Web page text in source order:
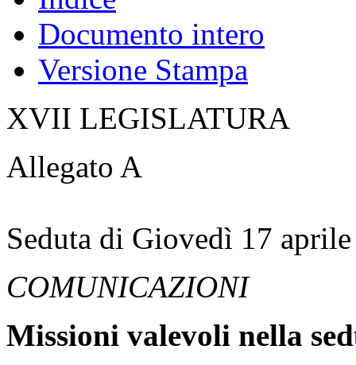
Documento intero
Versione Stampa
XVII LEGISLATURA
Allegato A
Seduta di Giovedì 17
COMUNICAZIONI
Missioni valevoli nella